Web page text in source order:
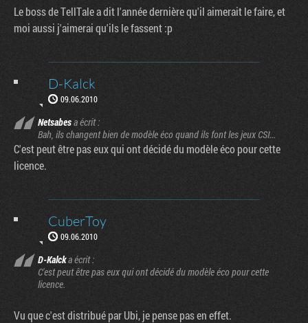
Le boss de TellTale a dit l'année dernière qu'il aimerait le faire, et
moi aussi j'aimerai qu'ils le fassent :p
D-Kalck
09.06.2010
Netsabesa écrit :
Bah, ils changent bien de modèle éco quand ils font les jeux CSI...
C'est peut être pas eux qui ont décidé du modèle éco pour cette
licence.
CuberToy
09.06.2010
D-Kalcka écrit :
C'est peut être pas eux qui ont décidé du modèle éco pour cette
licence.
Vu que c'est distribué par Ubi, je pense pas en effet.